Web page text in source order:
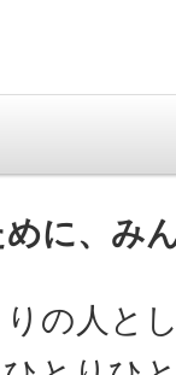
めに、み
の人と